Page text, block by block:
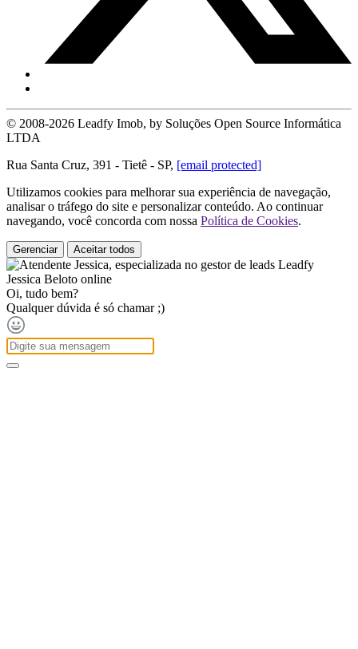
© 2008-2026 Leadfy Imob, by Soluções Open Source Informática
LTDA
Rua Santa Cruz, 391 - Tietê - SP, [email protected]
Utilizamos cookies para melhorar sua experiência de navegação,
analisar o tráfego do site e personalizar conteúdo. Ao continuar
navegando, você concorda com nossa Política de Cookies.
Gerenciar Aceitar todos
Jessica Beloto online
Oi, tudo bem?
Qualquer dúvida é só chamar ;)